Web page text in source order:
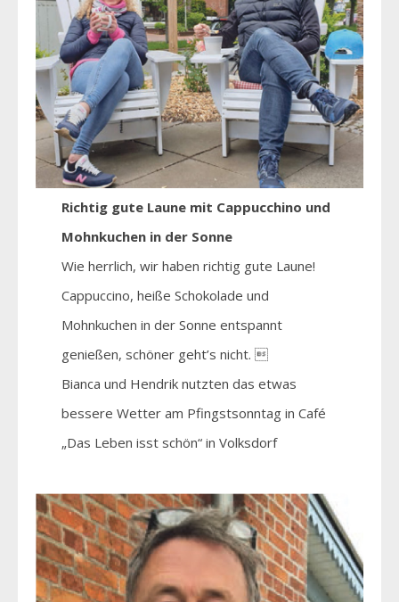
Richtig gute Laune mit Cappucchino und
Mohnkuchen in der Sonne
Wie herrlich, wir haben richtig gute Laune!
Cappuccino, heiße Schokolade und
Mohnkuchen in der Sonne entspannt
genießen, schöner geht’s nicht. 
Bianca und Hendrik nutzten das etwas
bessere Wetter am Pfingstsonntag in Café
„Das Leben isst schön“ in Volksdorf